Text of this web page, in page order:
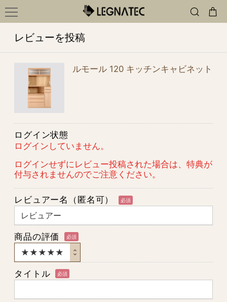
レビューを投稿
ルモール 120 キッチンキャビネット
ログイン状態
ログインしていません。
ログインせずにレビュー投稿された場合は、特典が
付与されませんのでご注意ください。
レビュアー名（匿名可） 必須
商品の評価 必須
タイトル 必須